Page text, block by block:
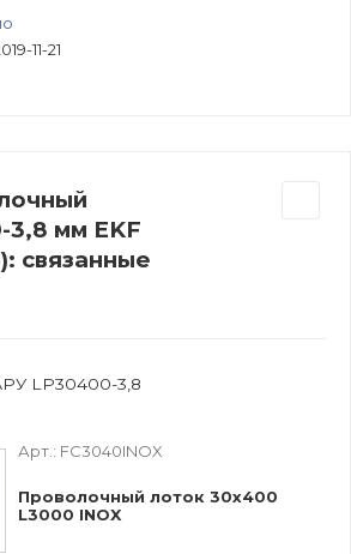
11-21
3,8 мм EKF
связанные
LP30400-3,8
Арт.: FC3040INOX
Проволочный лоток 30х400
L3000 INOX